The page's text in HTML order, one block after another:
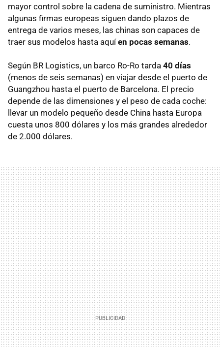
mayor control sobre la cadena de suministro. Mientras
algunas firmas europeas siguen dando plazos de
entrega de varios meses, las chinas son capaces de
traer sus modelos hasta aquíen pocas semanas.
Según BR Logistics, un barco Ro-Ro tarda 40 días
(menos de seis semanas) en viajar desde el puerto de
Guangzhou hasta el puerto de Barcelona. El precio
depende de las dimensiones y el peso de cada coche:
llevar un modelo pequeño desde China hasta Europa
cuesta unos 800 dólares y los más grandes alrededor
de 2.000 dólares.